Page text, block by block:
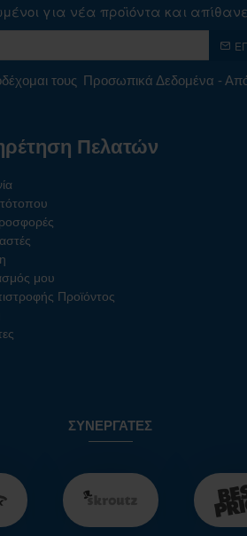
για νέα προϊόντα και
τους Προσωπικά Δεδομένα -
Πελατών
μου
Προϊόντος
ΣΥΝΕΡΓΆΤΕΣ